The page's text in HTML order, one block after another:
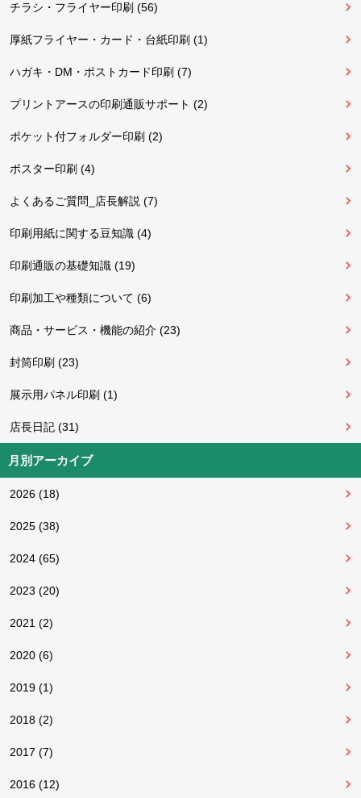
チラシ・フライヤー印刷 (56)
厚紙フライヤー・カード・台紙印刷 (1)
ハガキ・DM・ポストカード印刷 (7)
プリントアースの印刷通販サポート (2)
ポケット付フォルダー印刷 (2)
ポスター印刷 (4)
よくあるご質問_店長解説 (7)
印刷用紙に関する豆知識 (4)
印刷通販の基礎知識 (19)
印刷加工や種類について (6)
商品・サービス・機能の紹介 (23)
封筒印刷 (23)
展示用パネル印刷 (1)
店長日記 (31)
月別アーカイブ
2026 (18)
2025 (38)
2024 (65)
2023 (20)
2021 (2)
2020 (6)
2019 (1)
2018 (2)
2017 (7)
2016 (12)